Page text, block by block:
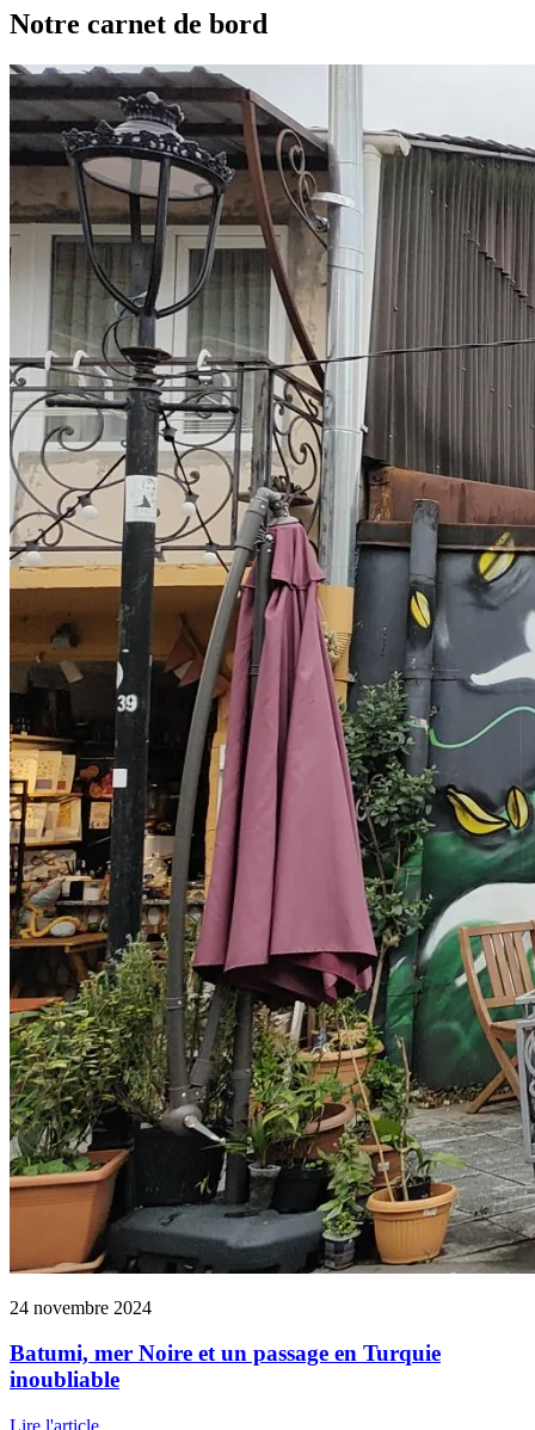
Notre carnet de bord
24 novembre 2024
Batumi, mer Noire et un passage en Turquie
inoubliable
Lire l'article